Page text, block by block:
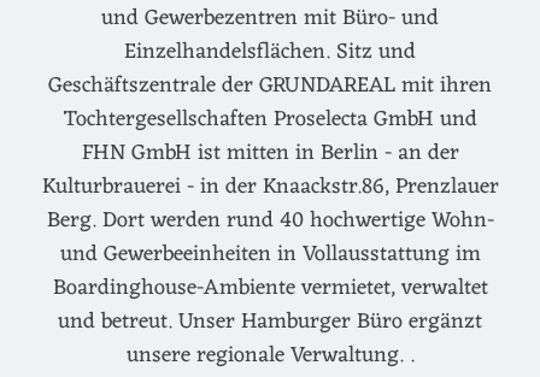
und Gewerbezentren mit Büro- und
Einzelhandelsflächen. Sitz und
Geschäftszentrale der GRUNDAREAL mit ihren
Tochtergesellschaften Proselecta GmbH und
FHN GmbH ist mitten in Berlin - an der
Kulturbrauerei - in der Knaackstr.86, Prenzlauer
Berg. Dort werden rund 40 hochwertige Wohn-
und Gewerbeeinheiten in Vollausstattung im
Boardinghouse-Ambiente vermietet, verwaltet
und betreut. Unser Hamburger Büro ergänzt
unsere regionale Verwaltung. .